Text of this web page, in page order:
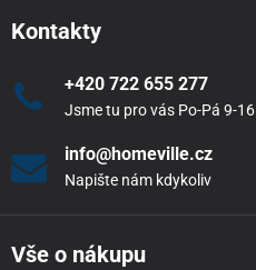
Kontakty
+420 722 655 277
Jsme tu pro vás Po-Pá 9-16
info@homeville.cz
Napište nám kdykoliv
Vše o nákupu